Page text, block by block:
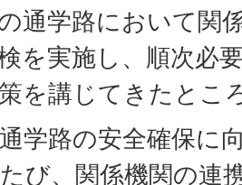
通学路において関
を実施し、順次必
を講じてきたとこ
学路の安全確保に
び、関係機関の連